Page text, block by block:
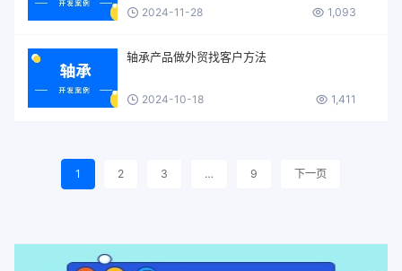
2024-11-28 1,093
轴承产品做外贸找客户方法
2024-10-18 1,411
1 2 3 … 9 下一页